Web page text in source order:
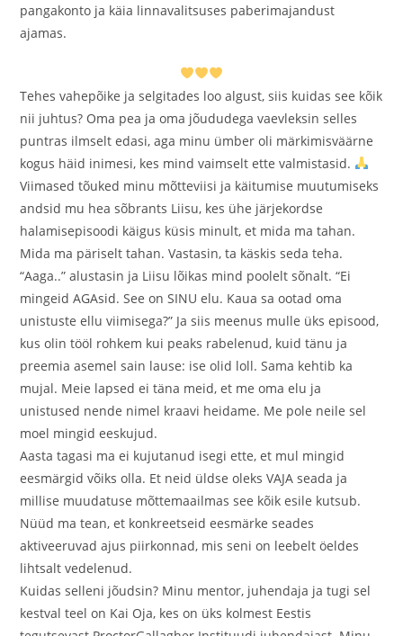
pangakonto ja käia linnavalitsuses paberimajandust
ajamas.
Tehes vahepõike ja selgitades loo algust, siis kuidas see kõik
nii juhtus? Oma pea ja oma jõududega vaevleksin selles
puntras ilmselt edasi, aga minu ümber oli märkimisväärne
kogus häid inimesi, kes mind vaimselt ette valmistasid.
Viimased tõuked minu mõtteviisi ja käitumise muutumiseks
andsid mu hea sõbrants Liisu, kes ühe järjekordse
halamisepisoodi käigus küsis minult, et mida ma tahan.
Mida ma päriselt tahan. Vastasin, ta käskis seda teha.
“Aaga..” alustasin ja Liisu lõikas mind poolelt sõnalt. “Ei
mingeid AGAsid. See on SINU elu. Kaua sa ootad oma
unistuste ellu viimisega?” Ja siis meenus mulle üks episood,
kus olin tööl rohkem kui peaks rabelenud, kuid tänu ja
preemia asemel sain lause: ise olid loll. Sama kehtib ka
mujal. Meie lapsed ei täna meid, et me oma elu ja
unistused nende nimel kraavi heidame. Me pole neile sel
moel mingid eeskujud.
Aasta tagasi ma ei kujutanud isegi ette, et mul mingid
eesmärgid võiks olla. Et neid üldse oleks VAJA seada ja
millise muudatuse mõttemaailmas see kõik esile kutsub.
Nüüd ma tean, et konkreetseid eesmärke seades
aktiveeruvad ajus piirkonnad, mis seni on leebelt öeldes
lihtsalt vedelenud.
Kuidas selleni jõudsin? Minu mentor, juhendaja ja tugi sel
kestval teel on Kai Oja, kes on üks kolmest Eestis